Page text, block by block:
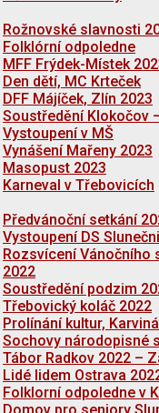
Rožnovské slavnosti
Folklórní odpoledne
MFF Frýdek-Místek
Den dětí, MC Krteček
DFF Májíček, Zlín 2023
Soustředění Klokočov
Vystoupení v MŠ
Vynášení Mařeny 2023
Masopust 2023
Karneval v Třebovicích
Předvánoční setkání
Vystoupení DS
Rozsvícení Vánočního
2022
Soustředění podzim
Třebovický koláč 2022
Prolínání kultur, Karviná
Sochovy národopisné
Tábor Radkov 2022 –
Lidé lidem Ostrava
Folklorní odpoledne v